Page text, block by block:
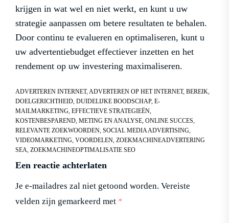
krijgen in wat wel en niet werkt, en kunt u uw
strategie aanpassen om betere resultaten te behalen.
Door continu te evalueren en optimaliseren, kunt u
uw advertentiebudget effectiever inzetten en het
rendement op uw investering maximaliseren.
ADVERTEREN INTERNET, ADVERTEREN OP HET INTERNET, BEREIK
DOELGERICHTHEID DUIDELIJKE BOODSCHAP, E-
MAILMARKETING EFFECTIEVE STRATEGIEËN
KOSTENBESPAREND METING EN ANALYSE ONLINE SUCCES
RELEVANTE ZOEKWOORDEN SOCIAL MEDIA ADVERTISING
VIDEOMARKETING VOORDELEN ZOEKMACHINEADVERTERING
SEA ZOEKMACHINEOPTIMALISATIE SEO
Een reactie achterlaten
Je e-mailadres zal niet getoond worden. Vereiste
velden zijn gemarkeerd met *